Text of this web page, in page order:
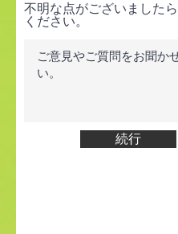
不明な点がございました
ください。
続行